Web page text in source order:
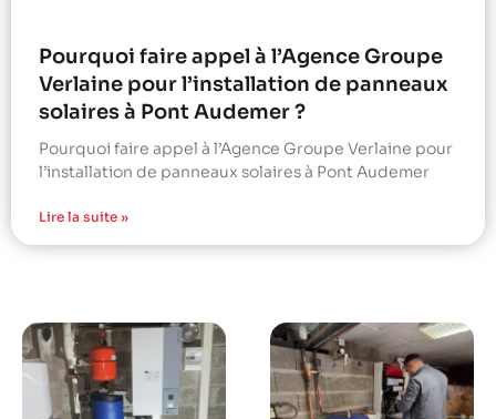
Pourquoi faire appel à l’Agence Groupe
Verlaine pour l’installation de panneaux
solaires à Pont Audemer ?
Pourquoi faire appel à l’Agence Groupe Verlaine pour
l’installation de panneaux solaires à Pont Audemer
Lire la suite »